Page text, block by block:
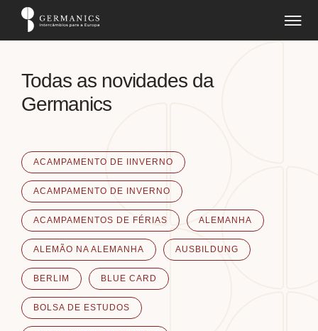
Todas as novidades da
Germanics
ACAMPAMENTO DE IINVERNO
ACAMPAMENTO DE INVERNO
ACAMPAMENTOS DE FÉRIAS ALEMANHA
ALEMÃO NA ALEMANHA AUSBILDUNG
BERLIM BLUE CARD
BOLSA DE ESTUDOS